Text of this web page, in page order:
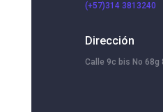
(+57)314 3813240
Dirección
Calle 9c bis No 68g